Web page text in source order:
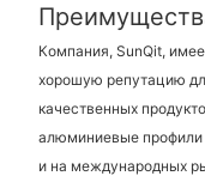
Компания, SunQit,
хорошую репутацию
качественных
алюминиевые профили
и на международных